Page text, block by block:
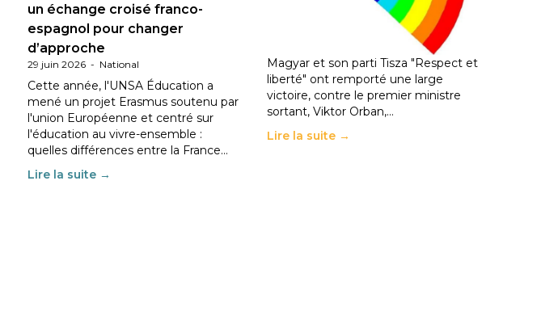
un échange croisé franco-
espagnol pour changer
d’approche
29 juin 2026 - National
Cette année, l'UNSA Éducation a
mené un projet Erasmus soutenu par
l'union Européenne et centré sur
l'éducation au vivre-ensemble :
quelles différences entre la France…
Lire la suite →
les politiques éducatives, aussi !
En Hongrie, le conservateur Peter
Magyar et son parti Tisza "Respect et
liberté" ont remporté une large
victoire, contre le premier ministre
sortant, Viktor Orban,…
Lire la suite →